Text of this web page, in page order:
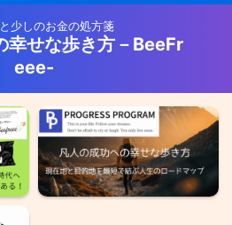
少しのお金の処方箋
幸せな歩き方－BeeFr
eee-